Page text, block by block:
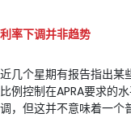
利率下调并非趋势
近几个星期有报告指出某
比例控制在APRA要求的
调，但这并不意味着一个